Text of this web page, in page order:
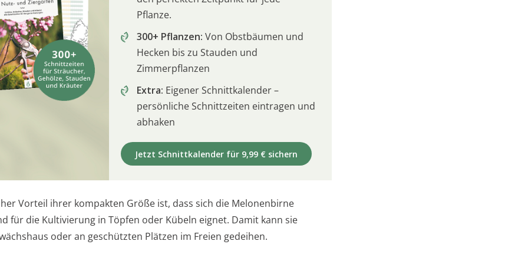
Pflanze.
300+ Pflanzen: Von Obstbäumen und
Hecken bis zu Stauden und
Zimmerpflanzen
Extra: Eigener Schnittkalender –
persönliche Schnittzeiten eintragen und
abhaken
Jetzt Schnittkalender für 9,99 € sichern
Vorteil ihrer kompakten Größe ist, dass sich die Melonenbirne
für die Kultivierung in Töpfen oder Kübeln eignet. Damit kann sie
oder an geschützten Plätzen im Freien gedeihen.